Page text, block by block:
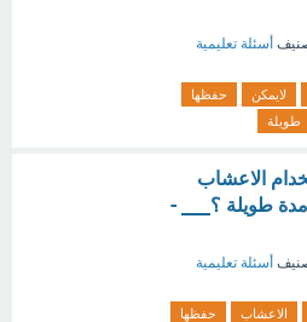
أسئلة تعليمية
لايمكن
حفظها
طويلة
الاعشاب
طويلة ؟___ -
أسئلة تعليمية
الاعشاب
حفظها